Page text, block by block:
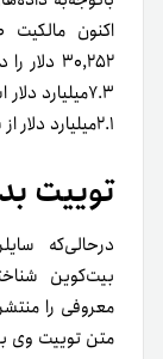
۳۰,۲۵۲
۷.۳میلیارد
۲.۱میلیارد دلار از سرمایه‌گذاری بیت‌کوین خود سود کرده است.
توییت بدنام
درحالی‌که
معروفی را
متن توییت وی